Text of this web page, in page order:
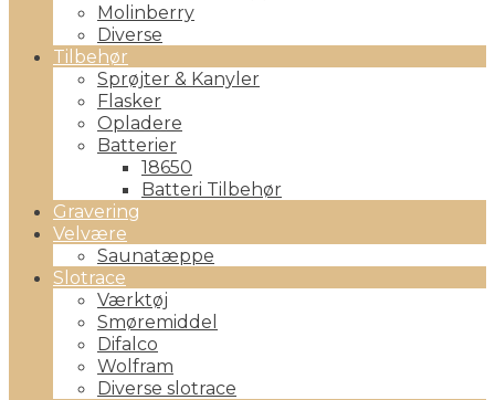
Molinberry
Diverse
Tilbehør
Sprøjter & Kanyler
Flasker
Opladere
Batterier
18650
Batteri Tilbehør
Gravering
Velvære
Saunatæppe
Slotrace
Værktøj
Smøremiddel
Difalco
Wolfram
Diverse slotrace